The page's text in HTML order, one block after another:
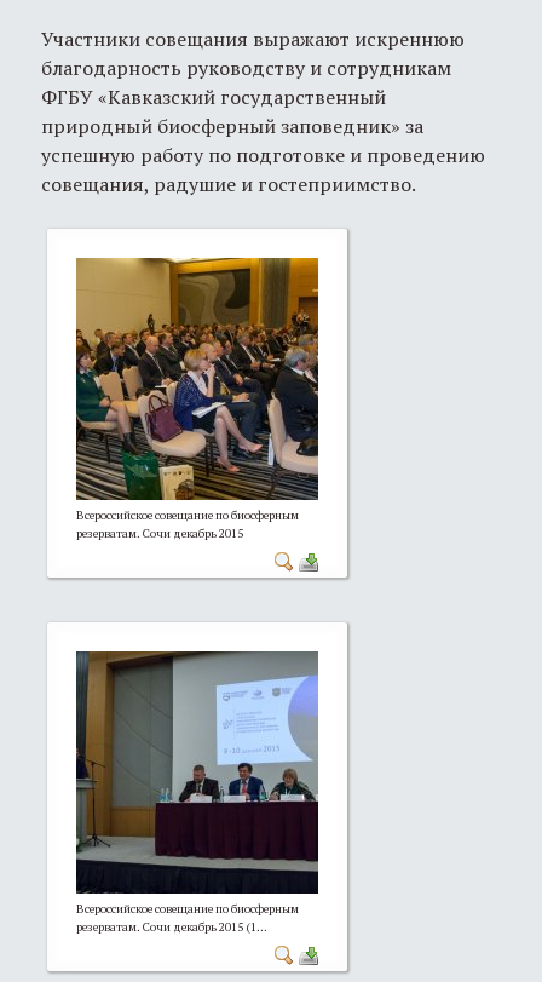
Участники совещания выражают искреннюю
благодарность руководству и сотрудникам
ФГБУ «Кавказский государственный
природный биосферный заповедник» за
успешную работу по подготовке и проведению
совещания, радушие и гостеприимство.
Всероссийское совещание по биосферным
резерватам. Сочи декабрь 2015
Всероссийское совещание по биосферным
резерватам. Сочи декабрь 2015 (1...